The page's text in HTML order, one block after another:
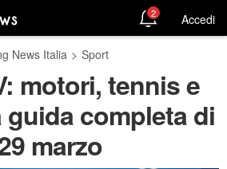
2 Accedi
News Italia > Sport
motori, tennis e
guida completa di
marzo